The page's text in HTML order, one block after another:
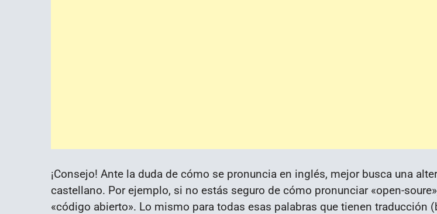
¡Consejo! Ante la duda de cómo se pronuncia en inglés, mejor busca una
castellano. Por ejemplo, si no estás seguro de cómo pronunciar «open-
«código abierto». Lo mismo para todas esas palabras que tienen traducción